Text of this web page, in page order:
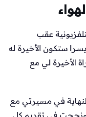
عقب
ستكون الأخيرة له
الأخيرة لي مع
في مسيرتي مع
لقد قضيت 12 عامًا، ونجحت في تقديم كل